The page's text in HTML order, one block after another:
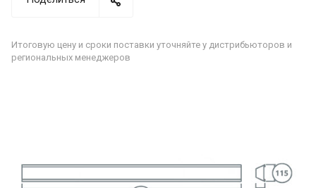
Итоговую цену и сроки поставки уточняйте у дистрибьюторов и
региональных менеджеров